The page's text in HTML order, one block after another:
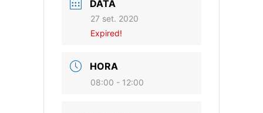
DATA
27 set. 2020
Expired!
HORA
08:00 - 12:00